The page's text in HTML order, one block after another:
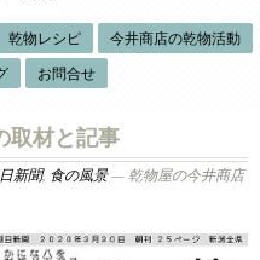
乾物レシピ 今井商店の乾物活動
お問合せ
取材と記事
新聞, 食の風景— 乾物屋の今井商店